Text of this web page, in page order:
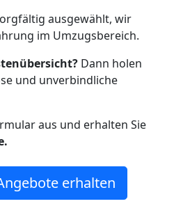
ausgewählt, wir
im Umzugsbereich.
Dann holen
und unverbindliche
aus und erhalten Sie
erhalten